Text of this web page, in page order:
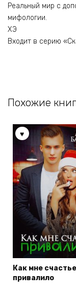
Реальный мир с
мифологии.
ХЭ
Входит в серию
Похожие
Как мне счастье
привалило